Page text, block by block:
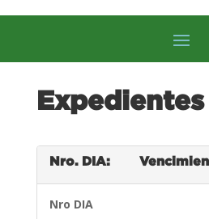
Expedientes
Nro. DIA:
Nro DIA